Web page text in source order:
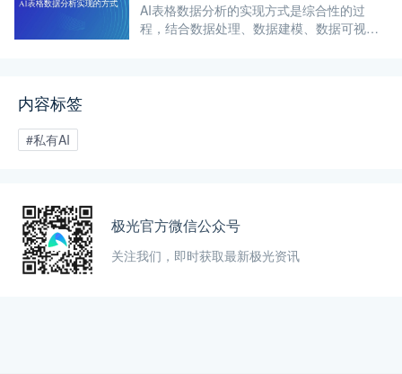
AI表格数据分析的实现方式是综合性的过
程，结合数据处理、数据建模、数据可视化
内容标签
#私有AI
极光官方微信公众号
关注我们，即时获取最新极光资讯